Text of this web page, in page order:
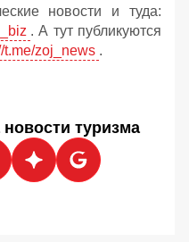
новости и туда:
. А тут публикуются
t.me/zoj_news .
туризма